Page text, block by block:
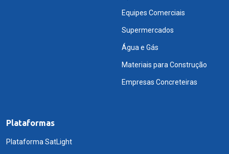
Equipes Comerciais
Supermercados
Água e Gás
Materiais para Construção
Empresas Concreteiras
Plataformas
Plataforma SatLight